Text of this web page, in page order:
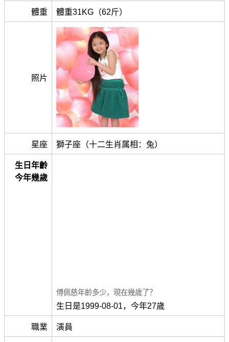
體重 體重31KG（62斤）
照片
星座 獅子座（十二生肖属相：兔）
生日年齡
今年幾歲
傅佩慈年齡多少，現在幾歲了？
生日是1999-08-01，今年27歲
職業 演員